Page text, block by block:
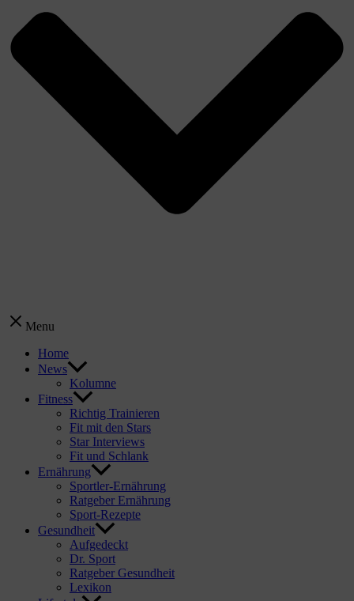
Menu
Home
News
Kolumne
Fitness
Richtig Trainieren
Fit mit den Stars
Star Interviews
Fit und Schlank
Ernährung
Sportler-Ernährung
Ratgeber Ernährung
Sport-Rezepte
Gesundheit
Aufgedeckt
Dr. Sport
Ratgeber Gesundheit
Lexikon